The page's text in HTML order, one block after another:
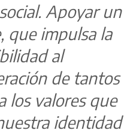
Apoyar un
que impulsa la
al
de tantos
los valores que
identidad